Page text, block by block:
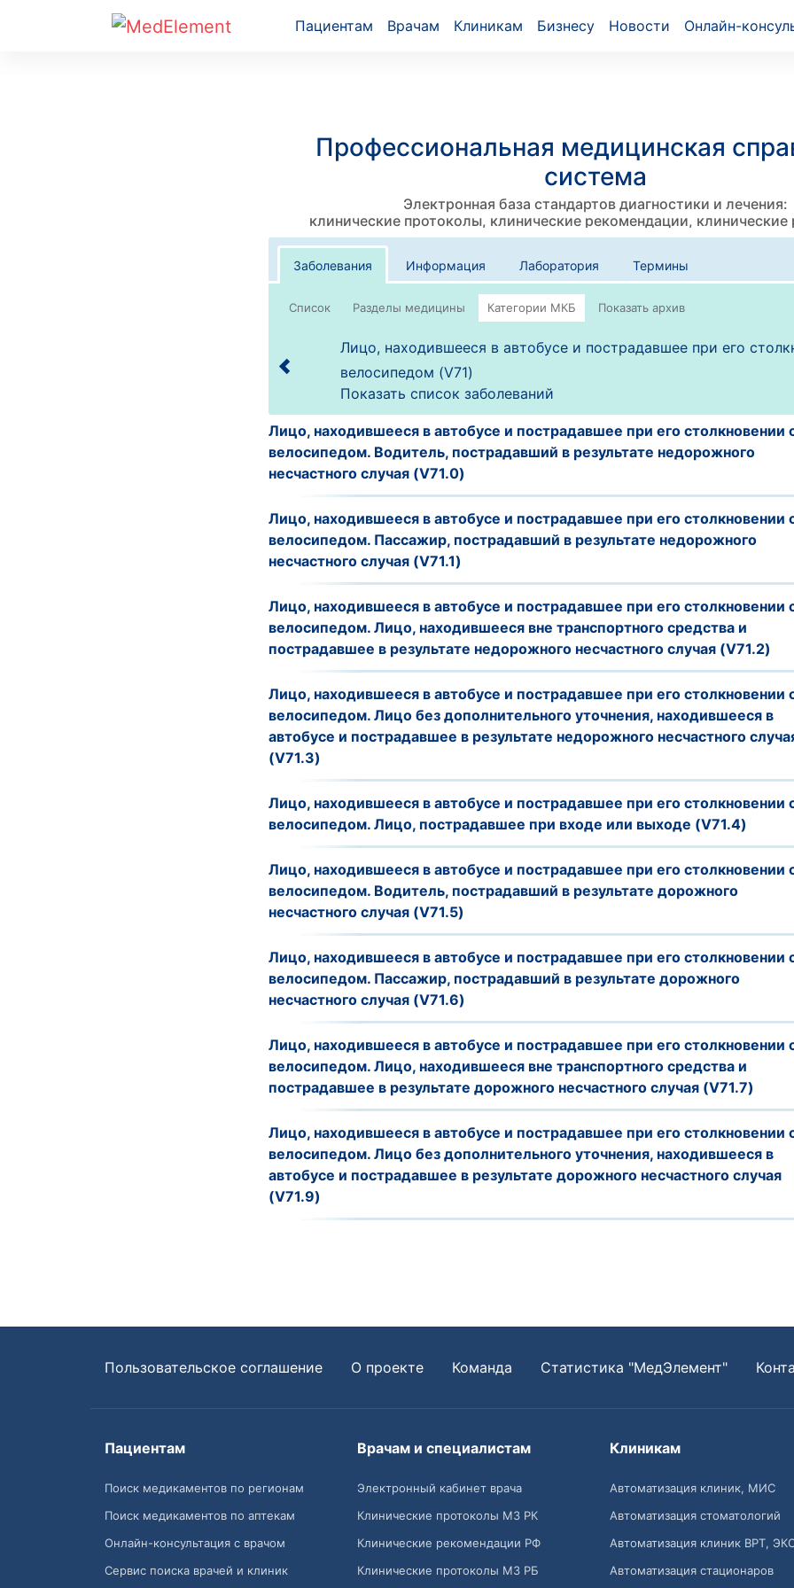
Пациентам Врачам Клиникам Бизнесу Новости Онлайн-
Профессиональная медицинская
система
Электронная база стандартов диагностики и лечения:
клинические протоколы, клинические рекомендации, клинические
Заболевания Информация Лаборатория Термины
Список
Лицо, находившееся в автобусе и пострадавшее при его
велосипедом (V71)
Показать список заболеваний
Лицо, находившееся в автобусе и пострадавшее при его столкновении
велосипедом. Водитель, пострадавший в результате недорожного
несчастного случая (V71.0)
Лицо, находившееся в автобусе и пострадавшее при его столкновении
велосипедом. Пассажир, пострадавший в результате недорожного
несчастного случая (V71.1)
Лицо, находившееся в автобусе и пострадавшее при его столкновении
велосипедом. Лицо, находившееся вне транспортного средства и
пострадавшее в результате недорожного несчастного случая (V71.2)
Лицо, находившееся в автобусе и пострадавшее при его столкновении
велосипедом. Лицо без дополнительного уточнения, находившееся в
автобусе и пострадавшее в результате недорожного несчастного
(V71.3)
Лицо, находившееся в автобусе и пострадавшее при его столкновении
велосипедом. Лицо, пострадавшее при входе или выходе (V71.4)
Лицо, находившееся в автобусе и пострадавшее при его столкновении
велосипедом. Водитель, пострадавший в результате дорожного
несчастного случая (V71.5)
Лицо, находившееся в автобусе и пострадавшее при его столкновении
велосипедом. Пассажир, пострадавший в результате дорожного
несчастного случая (V71.6)
Лицо, находившееся в автобусе и пострадавшее при его столкновении
велосипедом. Лицо, находившееся вне транспортного средства и
пострадавшее в результате дорожного несчастного случая (V71.7)
Лицо, находившееся в автобусе и пострадавшее при его столкновении
велосипедом. Лицо без дополнительного уточнения, находившееся в
автобусе и пострадавшее в результате дорожного несчастного случая
(V71.9)
Пользовательское соглашение О проекте Команда Статистика "МедЭлемент"
Пациентам
Поиск медикаментов по регионам
Поиск медикаментов по аптекам
Онлайн-консультация с врачом
Сервис поиска врачей и клиник
Врачам и специалистам
Электронный кабинет врача
Клинические протоколы МЗ РК
Клинические рекомендации РФ
Клинические протоколы МЗ РБ
Клиникам
Автоматизация клиник, МИС
Автоматизация стоматологий
Автоматизация клиник ВРТ,
Автоматизация стационаров